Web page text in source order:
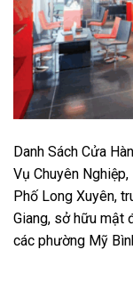
Danh Sách Cửa
Vụ Chuyên Nghiệp,
Phố Long Xuyên,
Giang, sở hữu mật
các phường Mỹ